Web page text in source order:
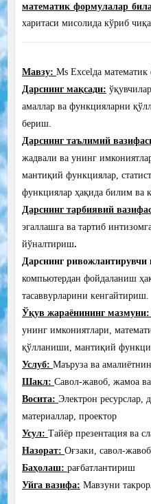
математик формулалар
харитаси мисолида кўриб
Мавзу: Ms Excelда
Дарснинг мақсади:
амаллар ва функцияларни
бериш.
Дарснинг таълимий
жадвали ва унинг
мантиқий функциялар,
функциялар ҳақида билим ва
Дарснинг тарбиявий
эгаллашга ва тартиб
йўналтириш.
Дарснинг ривожлантирувчи
компьютердан фойдаланиш
тасаввурларини кенгайтириш.
Ўқув жараёнининг мазмуни:
унинг имкониятлари,
қўлланиши, мантиқий
Услуб: Маъруза ва
Шакл: Савол-жавоб, жамоа
Восита: Электрон ресурслар,
материаллар, проектор
Усул: Тайёр презентация ва
Назорат: Оғзаки, савол-
Баҳолаш: рағбатлантириш
Уйга вазифа: Мавзуни